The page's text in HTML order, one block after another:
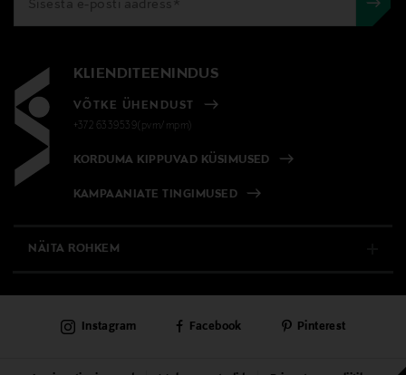
KLIENDITEENINDUS
VÕTKE ÜHENDUST
+372 6339539(pvm/mpm)
KORDUMA KIPPUVAD KÜSIMUSED
KAMPAANIATE TINGIMUSED
NÄITA ROHKEM
PÜSIKLIENDITEENINDUS
Instagram Facebook Pinterest